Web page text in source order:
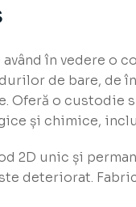
în vedere o
de bare, de
Oferă o custodie
și chimice,
2D unic și
deteriorat.